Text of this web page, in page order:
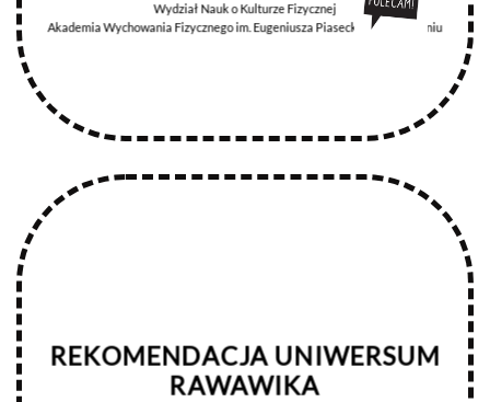
Wydział Nauk o Kulturze Fizycznej
Akademia Wychowania Fizycznego im. Eugeniusza Piaseckiego w Poznaniu
REKOMENDACJA UNIWERSUM
RAWAWIKA